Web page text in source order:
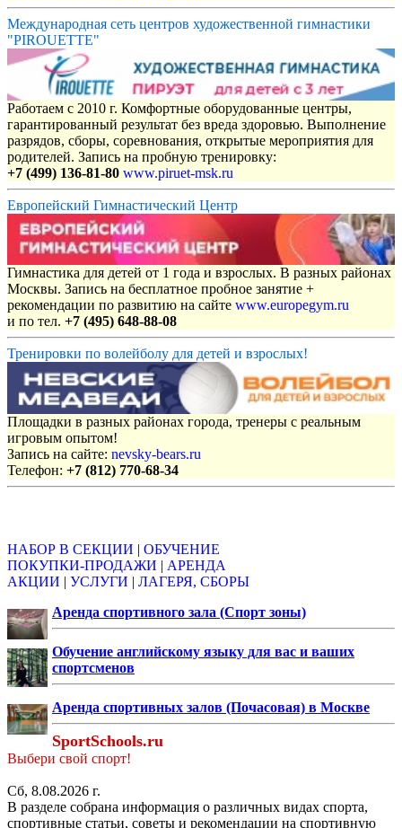
Международная сеть центров художественной гимнастики
"PIROUETTE"
Работаем с 2010 г. Комфортные оборудованные центры,
гарантированный результат без вреда здоровью. Выполнение
разрядов, сборы, соревнования, открытые мероприятия для
родителей. Запись на пробную тренировку:
+7 (499) 136-81-80 www.piruet-msk.ru
Европейский Гимнастический Центр
Гимнастика для детей от 1 года и взрослых. В разных районах
Москвы. Запись на бесплатное пробное занятие +
рекомендации по развитию на сайте www.europegym.ru
и по тел. +7 (495) 648-88-08
Тренировки по волейболу для детей и взрослых!
Площадки в разных районах города, тренеры с реальным
игровым опытом!
Запись на сайте: nevsky-bears.ru
Телефон: +7 (812) 770-68-34
НАБОР В СЕКЦИИ | ОБУЧЕНИЕ
ПОКУПКИ-ПРОДАЖИ | АРЕНДА
АКЦИИ | УСЛУГИ | ЛАГЕРЯ, СБОРЫ
Аренда спортивного зала (Спорт зоны)
Обучение английскому языку для вас и ваших
спортсменов
Аренда спортивных залов (Почасовая) в Москве
SportSchools.ru
Выбери свой спорт!
Сб, 8.08.2026 г.
В разделе собрана информация о различных видах спорта,
спортивные статьи, советы и рекомендации на спортивную